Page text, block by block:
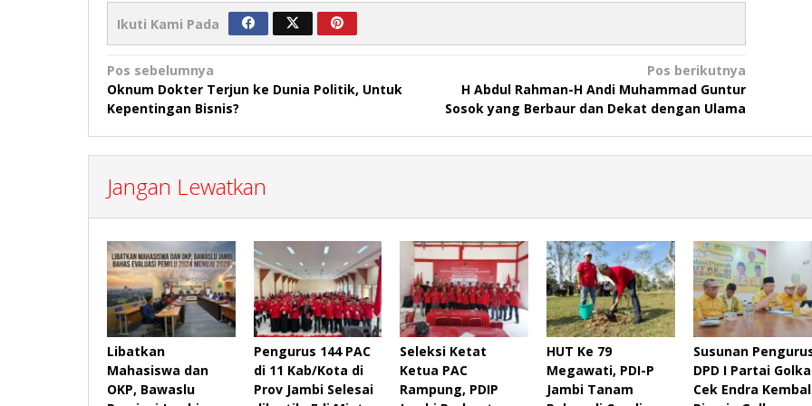
Ikuti Kami Pada
Navigasi
pos
Pos sebelumnya
Oknum Dokter Terjun ke Dunia Politik, Untuk
Kepentingan Bisnis?
Pos berikutnya
H Abdul Rahman-H Andi Muhammad Guntur
Sosok yang Berbaur dan Dekat dengan Ulama
Jangan Lewatkan
Libatkan
Mahasiswa dan
OKP, Bawaslu
Pengurus 144 PAC
di 11 Kab/Kota di
Prov Jambi Selesai
Seleksi Ketat
Ketua PAC
Rampung, PDIP
HUT Ke 79
Megawati, PDI-P
Jambi Tanam
Susunan
DPD I Partai
Cek Endra